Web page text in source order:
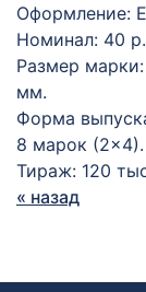
Оформление:
Номинал: 40 р.
Размер
мм.
Форма
8 марок (2×4).
Тираж: 120
« назад